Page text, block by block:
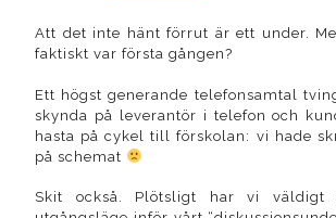
Att det inte hänt förrut är ett under.
faktiskt var första gången?
Ett högst generande telefonsamtal
skynda på leverantör i telefon och
hasta på cykel till förskolan: vi hade
på schemat
Skit också. Plötsligt har vi väldigt